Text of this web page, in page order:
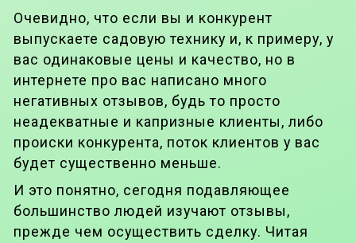
Очевидно, что если вы и конкурент
выпускаете садовую технику и, к примеру, у
вас одинаковые цены и качество, но в
интернете про вас написано много
негативных отзывов, будь то просто
неадекватные и капризные клиенты, либо
происки конкурента, поток клиентов у вас
будет существенно меньше.
И это понятно, сегодня подавляющее
большинство людей изучают отзывы,
прежде чем осуществить сделку. Читая